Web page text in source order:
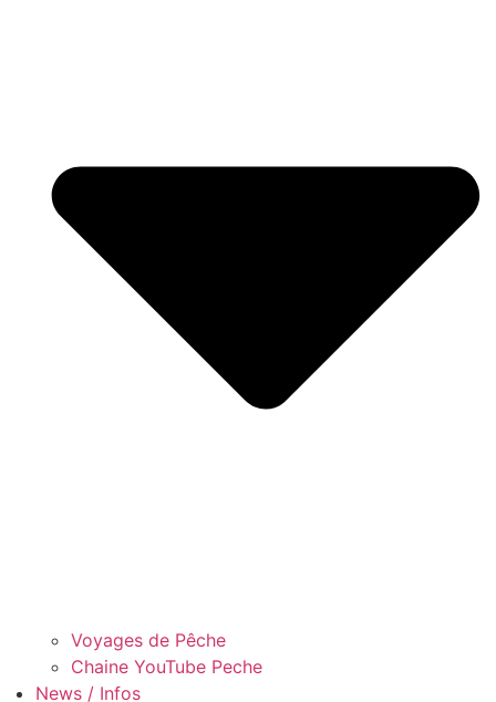
Voyages de Pêche
Chaine YouTube Peche
News / Infos